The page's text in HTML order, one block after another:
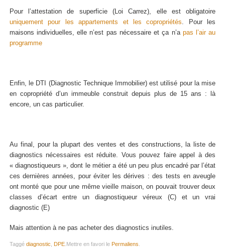
Pour l’attestation de superficie (Loi Carrez), elle est obligatoire
uniquement pour les appartements et les copropriétés. Pour les
maisons individuelles, elle n’est pas nécessaire et ça n’a pas l’air au
programme
Enfin, le DTI (Diagnostic Technique Immobilier) est utilisé pour la mise
en copropriété d’un immeuble construit depuis plus de 15 ans : là
encore, un cas particulier.
Au final, pour la plupart des ventes et des constructions, la liste de
diagnostics nécessaires est réduite. Vous pouvez faire appel à des
« diagnostiqueurs », dont le métier a été un peu plus encadré par l’état
ces dernières années, pour éviter les dérives : des tests en aveugle
ont monté que pour une même vieille maison, on pouvait trouver deux
classes d’écart entre un diagnostiqueur véreux (C) et un vrai
diagnostic (E)
Mais attention à ne pas acheter des diagnostics inutiles.
Taggé diagnostic DPE. Mettre en favori le Permaliens